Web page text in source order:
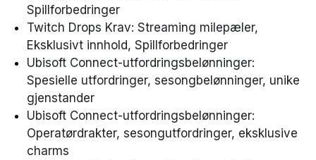
Spillforbedringer
Twitch Drops Krav: Streaming milepæler,
Eksklusivt innhold, Spillforbedringer
Ubisoft Connect-utfordringsbelønninger:
Spesielle utfordringer, sesongbelønninger, unike
gjenstander
Ubisoft Connect-utfordringsbelønninger:
Operatørdrakter, sesongutfordringer, eksklusive
charms